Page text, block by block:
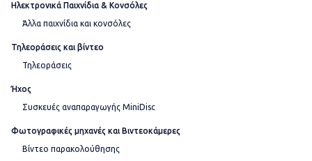
Ηλεκτρονικά Παιχνίδια & Κονσόλες
Άλλα παιχνίδια και κονσόλες
Τηλεοράσεις και βίντεο
Τηλεοράσεις
Ήχος
Συσκευές αναπαραγωγής MiniDisc
Φωτογραφικές μηχανές και Βιντεοκάμερες
Βίντεο παρακολούθησης